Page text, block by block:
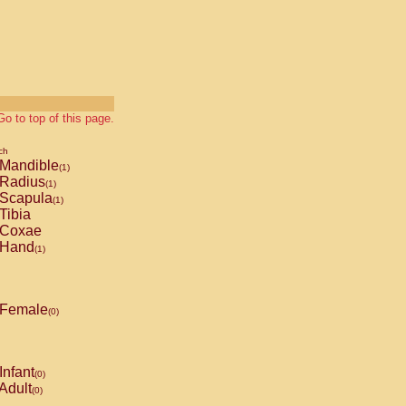
to top of this page.
Mandible(1)
Radius(1)
Scapula(1)
Tibia
Coxae
Hand(1)
Female(0)
Infant(0)
(0)